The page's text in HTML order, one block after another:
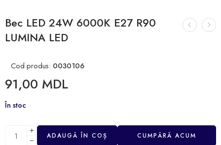
Bec LED 24W 6000К E27 R90
LUMINA LED
Cod produs: 0030106
91,00 MDL
În stoc
ADAUGĂ ÎN COȘ CUMPĂRĂ ACUM